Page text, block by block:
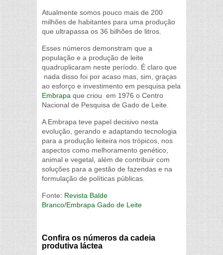
Atualmente somos pouco mais de 200
milhões de habitantes para uma produção
que ultrapassa os 36 bilhões de litros.
Esses números demonstram que a
população e a produção de leite
quadruplicaram neste período. É claro que
nada disso foi por acaso mas, sim, graças
ao esforço e investimento em pesquisa pela
Embrapa que criou em 1976 o Centro
Nacional de Pesquisa de Gado de Leite.
A Embrapa teve papel decisivo nesta
evolução, gerando e adaptando tecnologia
para a produção leiteira nos trópicos, nos
aspectos como melhoramento genético,
animal e vegetal, além de contribuir com
soluções para a gestão de fazendas e na
formulação de políticas públicas.
Fonte: Revista Balde
Branco/Embrapa Gado de Leite
Confira os números da cadeia
produtiva láctea